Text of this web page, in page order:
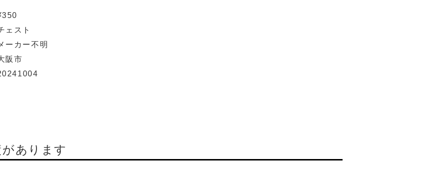
ェスト
ーカー不明
阪市
あります